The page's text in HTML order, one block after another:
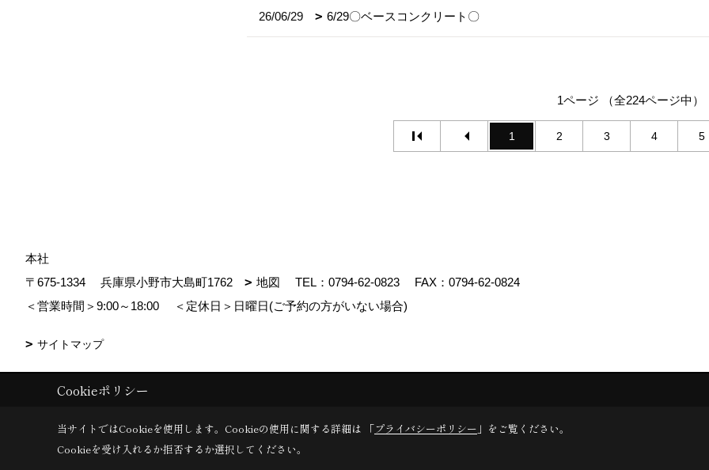
26/06/29 6/29〇ベースコンクリート〇
1ページ （全224ページ中）
1 2 3 4 5
本社
〒675-1334
兵庫県小野市大島町1762 地図 TEL： 0794-62-0823
FAX：0794-62-0824
＜営業時間＞9:00～18:00
＜定休日＞日曜日(ご予約の方がいない場合)
サイトマップ
Copyright (c) MDhomes. All Rights Reserved.
Cookieポリシー
当サイトではCookieを使用します。 Cookieの使用に関する詳細は 「プライバシーポリシー 」をご覧ください。
Cookieを受け入れるか拒否するか選択してください。